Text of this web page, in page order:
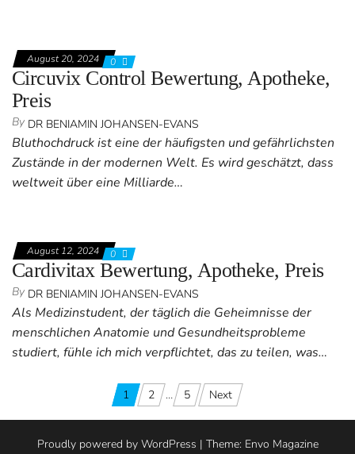
August 20, 2024 0
Circuvix Control Bewertung, Apotheke,
Preis
By DR BENIAMIN JOHANSEN-EVANS
Bluthochdruck ist eine der häufigsten und gefährlichsten
Zustände in der modernen Welt. Es wird geschätzt, dass
weltweit über eine Milliarde…
August 12, 2024 0
Cardivitax Bewertung, Apotheke, Preis
By DR BENIAMIN JOHANSEN-EVANS
Als Medizinstudent, der täglich die Geheimnisse der
menschlichen Anatomie und Gesundheitsprobleme
studiert, fühle ich mich verpflichtet, das zu teilen, was…
pagination
1 2 … 5 Next
Proudly powered by WordPress | Theme: Envo Magazine